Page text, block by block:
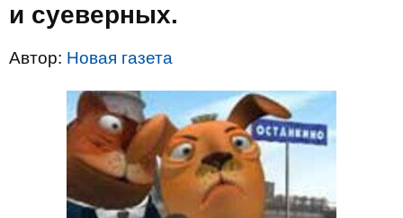
и суеверных.
Автор: Новая газета